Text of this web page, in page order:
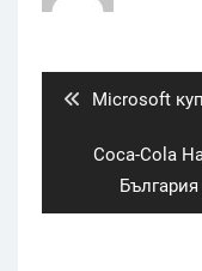
Previous
Microsoft
Next
post:
Coca-Cola